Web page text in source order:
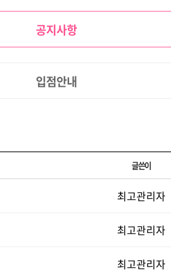
공지사항
입점안내
글쓴이
최고관리자
최고관리자
최고관리자